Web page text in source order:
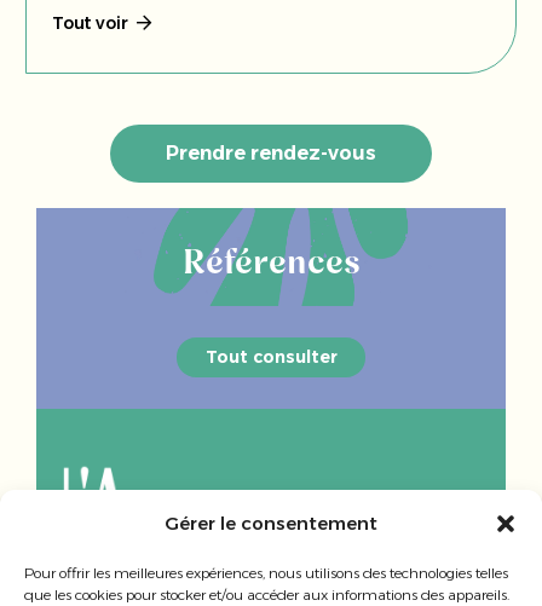
Gérer le consentement
Pour offrir les meilleures expériences, nous utilisons des technologies telles
que les cookies pour stocker et/ou accéder aux informations des appareils.
Tout voir
Prendre rendez-vous
Références
Tout consulter
+33 (0)2 90 38 03 72